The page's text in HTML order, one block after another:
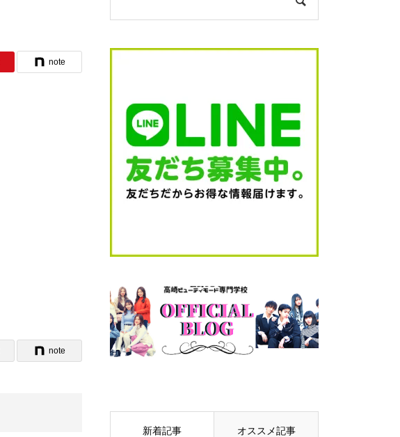
note
note
新着記事 オススメ記事